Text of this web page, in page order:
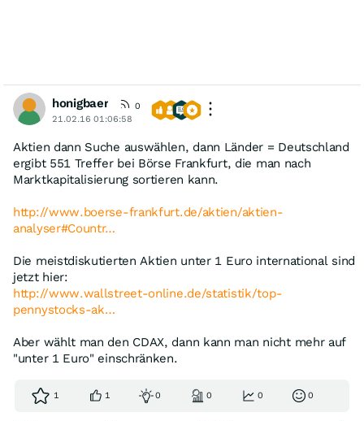
honigbaer
0
21.02.16 01:06:58
Aktien dann Suche auswählen, dann Länder = Deutschland
ergibt 551 Treffer bei Börse Frankfurt, die man nach
Marktkapitalisierung sortieren kann.
http://www.boerse-frankfurt.de/aktien/aktien-
analyser#Countr…
Die meistdiskutierten Aktien unter 1 Euro international sind
jetzt hier:
http://www.wallstreet-online.de/statistik/top-
pennystocks-ak…
Aber wählt man den CDAX, dann kann man nicht mehr auf
"unter 1 Euro" einschränken.
1 1 0 0 0 0